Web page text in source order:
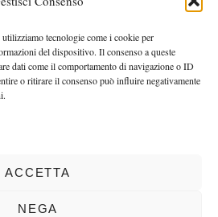
tecnologie come i cookie per
del dispositivo. Il consenso a queste
dati come il comportamento di navigazione o ID
o ritirare il consenso può influire negativamente
ACCETTA
NEGA
DIRETTORE
restando riconoscibili
PRESIDENTE
futuro insieme
VOCE |PRIVACY
BCC DI BUSTO GAROLFO E BUGUGGIATE